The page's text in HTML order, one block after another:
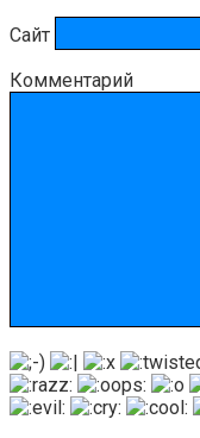
Сайт
Комментарий